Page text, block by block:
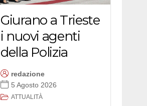
Giurano a Trieste
i nuovi agenti
della Polizia
redazione
5 Agosto 2026
ATTUALITÀ